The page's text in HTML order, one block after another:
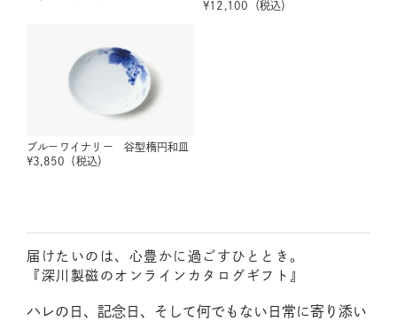
¥12,100 （税込）
ブルーワイナリー 谷型楕円和皿
¥3,850 （税込）
届けたいのは、心豊かに過ごすひととき。
『深川製磁のオンラインカタログギフト』
ハレの日、記念日、そして何でもない日常に寄り添い